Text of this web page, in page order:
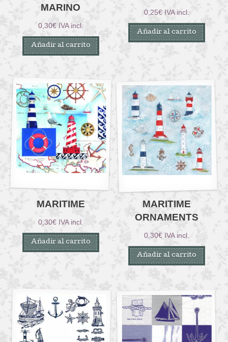
MARINO
0,30€ IVA incl.
Añadir al carrito
0,25€ IVA incl.
Añadir al carrito
MARITIME
0,30€ IVA incl.
Añadir al carrito
MARITIME
ORNAMENTS
0,30€ IVA incl.
Añadir al carrito